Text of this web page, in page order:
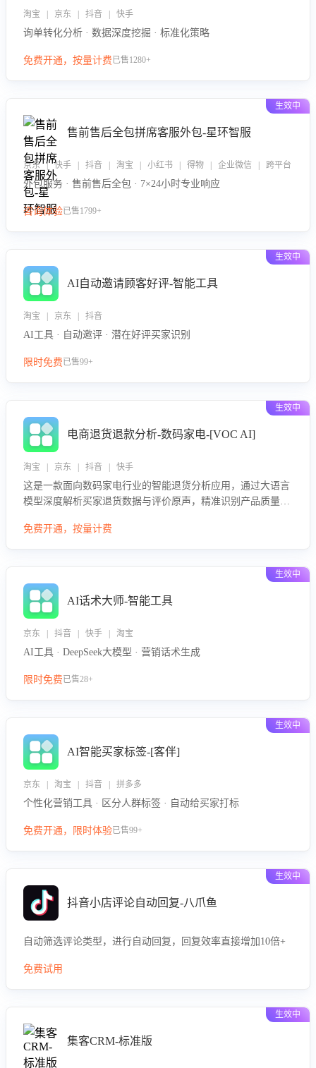
淘宝 | 京东 | 抖音 | 快手
询单转化分析 · 数据深度挖掘 · 标准化策略
免费开通，按量计费已售1280+
生效中
售前售后全包拼席客服外包-星环智服
京东 | 快手 | 抖音 | 淘宝 | 小红书 | 得物 | 企业微信 | 跨平台
外包服务 · 售前售后全包 · 7×24小时专业响应
咨询体验已售1799+
生效中
AI自动邀请顾客好评-智能工具
淘宝 | 京东 | 抖音
AI工具 · 自动邀评 · 潜在好评买家识别
限时免费已售99+
生效中
电商退货退款分析-数码家电-[VOC AI]
淘宝 | 京东 | 抖音 | 快手
这是一款面向数码家电行业的智能退货分析应用，通过大语言
模型深度解析买家退货数据与评价原声，精准识别产品质量、
议，通过挖掘用户痛点驱动产品迭代，从根本上降低退货率，
免费开通，按量计费
生效中
AI话术大师-智能工具
京东 | 抖音 | 快手 | 淘宝
AI工具 · DeepSeek大模型 · 营销话术生成
限时免费已售28+
生效中
AI智能买家标签-[客伴]
京东 | 淘宝 | 抖音 | 拼多多
个性化营销工具 · 区分人群标签 · 自动给买家打标
免费开通，限时体验已售99+
生效中
抖音小店评论自动回复-八爪鱼
自动筛选评论类型，进行自动回复，回复效率直接增加10倍+
免费试用
生效中
集客CRM-标准版